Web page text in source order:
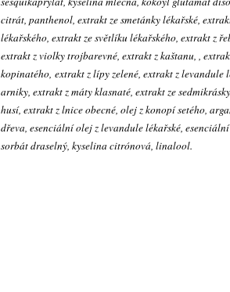
citrát, panthenol, extrakt ze smetánky lékařské,
lékařského, extrakt ze světlíku lékařského, extrakt z
extrakt z violky trojbarevné, extrakt z kaštanu, ,
kopinatého, extrakt z lípy zelené, extrakt z levandule
arniky, extrakt z máty klasnaté, extrakt ze
husí, extrakt z lnice obecné, olej z konopí setého,
dřeva, esenciální olej z levandule lékařské,
sorbát draselný, kyselina citrónová, linalool.